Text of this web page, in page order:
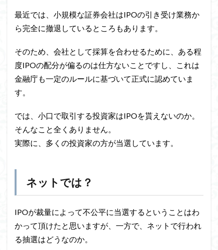
最近では、小規模な証券会社はIPOの引き受け業務か
ら完全に撤退しているところもあります。
そのため、会社として採算を合わせるために、ある程
度IPOの配分が偏るのは仕方ないことですし、これは
金融庁も一定のルールに基づいて正式に認めていま
す。
では、小口で取引する投資家はIPOを貰えないのか。
そんなこと全くありません。
実際に、多くの投資家の方が当選しています。
ネットでは？
IPOが裁量によって不公平に当選するということはわ
かって頂けたと思いますが、一方で、ネットで行われ
る抽選はどうなのか。